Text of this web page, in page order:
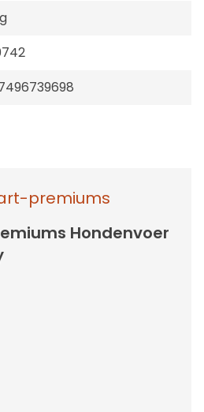
premiums
Hondenvoer